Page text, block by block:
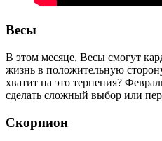
Весы
В этом месяце, Весы смогут
жизнь в положительную
хватит на это терпения?
сделать сложный выбор или
Скорпион